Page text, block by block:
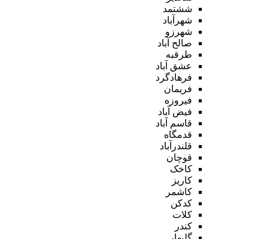
ششتمد
شهرآباد
شهرزو
صالح آباد
طرقبه
عشق آباد
فرهادگرد
فریمان
فیروزه
فیض آباد
قاسم آباد
قدمگاه
قلندرآباد
قوچان
کاخک
کاریز
کاشمر
کدکن
کلات
کندر